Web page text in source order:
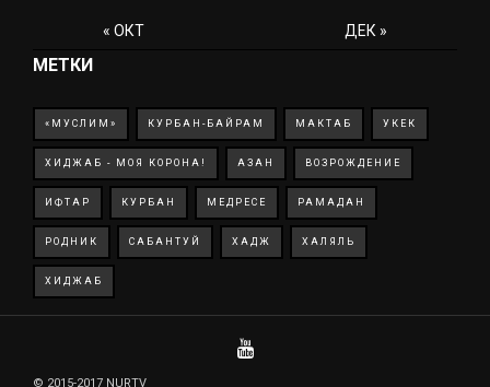
« ОКТ ДЕК »
МЕТКИ
«МУСЛИМ» КУРБАН-БАЙРАМ МАКТАБ УКЕК
ХИДЖАБ - МОЯ КОРОНА! АЗАН ВОЗРОЖДЕНИЕ
ИФТАР КУРБАН МЕДРЕСЕ РАМАДАН
РОДНИК САБАНТУЙ ХАДЖ ХАЛЯЛЬ
ХИДЖАБ
© 2015-2017 NURTV